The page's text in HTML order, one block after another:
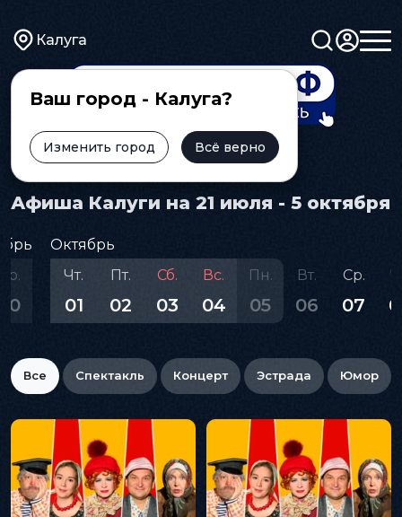
Калуга
Ваш город - Калуга?
Изменить город Всё верно
Главная Афиша
Афиша Калуги на 21 июля - 5 октября
Октябрь
Чт.
01
Пт.
02
Сб.
03
Вс.
04
Пн.
05
Вт.
06
Ср.
07
Все Спектакль Концерт Эстрада Юмор